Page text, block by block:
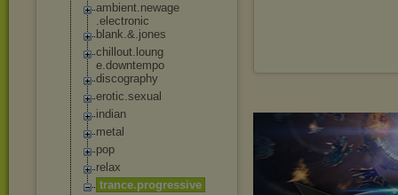
ambient.newage
.electronic
blank.&.jones
chillout.loung
e.downtempo
discography
erotic.sexual
indian
metal
pop
relax
trance.progressive